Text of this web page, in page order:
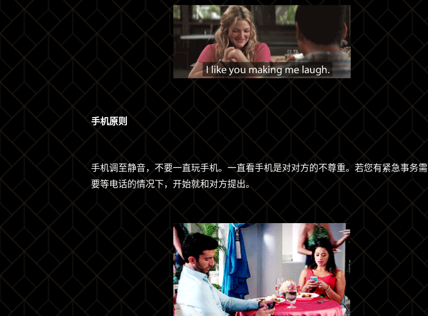
手机原则
手机调至静音，不要一直玩手机。一直看手机是对对方的不尊重。若您有紧急事务需
要等电话的情况下，开始就和对方提出。